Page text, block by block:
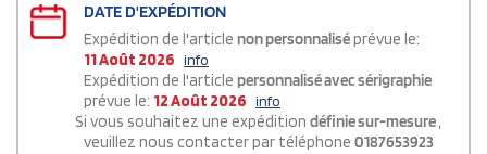
DATE D'EXPÉDITION
Expédition de l'article non personnaliséprévue le:
11 Août 2026 info
Expédition de l'article personnalisé avec sérigraphie
prévue le: 12 Août 2026 info
Si vous souhaitez une expédition définie sur-mesure,
veuillez nous contacter par téléphone 0187653923